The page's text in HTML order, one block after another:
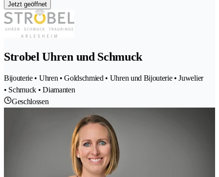
Jetzt geöffnet
Strobel Uhren und Schmuck
Bijouterie • Uhren • Goldschmied • Uhren und Bijouterie • Juwelier
• Schmuck • Diamanten
Geschlossen